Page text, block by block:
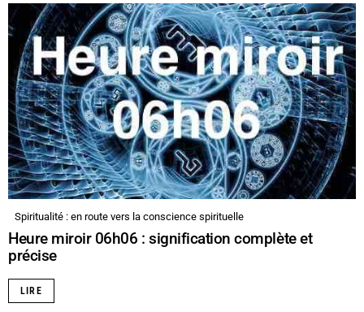
Spiritualité : en route vers la conscience spirituelle
Heure miroir 06h06 : signification complète et
précise
LIRE